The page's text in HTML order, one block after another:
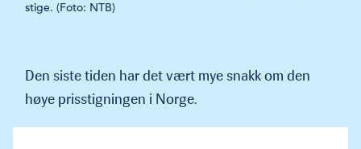
stige. (Foto: NTB)
Den siste tiden har det vært mye snakk om den
høye prisstigningen i Norge.